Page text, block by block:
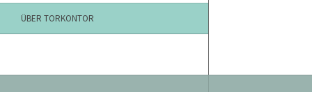
ÜBER TORKONTOR